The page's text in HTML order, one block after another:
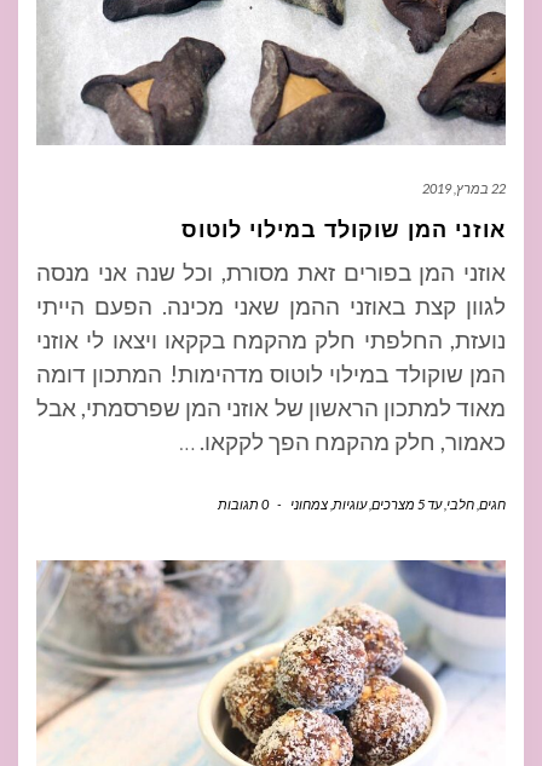
22 במרץ, 2019
אוזני המן שוקולד במילוי לוטוס
אוזני המן בפורים זאת מסורת, וכל שנה אני מנסה
לגוון קצת באוזני ההמן שאני מכינה. הפעם הייתי
נועזת, החלפתי חלק מהקמח בקקאו ויצאו לי אוזני
המן שוקולד במילוי לוטוס מדהימות! המתכון דומה
מאוד למתכון הראשון של אוזני המן שפרסמתי, אבל
כאמור, חלק מהקמח הפך לקקאו. …
חגים חלבי ,עד 5 מצרכים ,עוגיות צמחוני - 0 תגובות